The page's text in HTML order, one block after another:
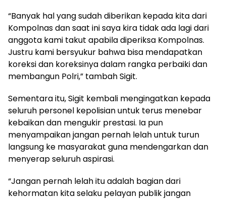
“Banyak hal yang sudah diberikan kepada kita dari
Kompolnas dan saat ini saya kira tidak ada lagi dari
anggota kami takut apabila diperiksa Kompolnas.
Justru kami bersyukur bahwa bisa mendapatkan
koreksi dan koreksinya dalam rangka perbaiki dan
membangun Polri,” tambah Sigit.
Sementara itu, Sigit kembali mengingatkan kepada
seluruh personel kepolisian untuk terus menebar
kebaikan dan mengukir prestasi. Ia pun
menyampaikan jangan pernah lelah untuk turun
langsung ke masyarakat guna mendengarkan dan
menyerap seluruh aspirasi.
“Jangan pernah lelah itu adalah bagian dari
kehormatan kita selaku pelayan publik jangan